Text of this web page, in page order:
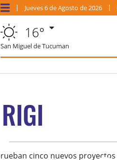
Jueves6 deAgosto de 2026
16°
San Miguel de Tucuman
RIGI